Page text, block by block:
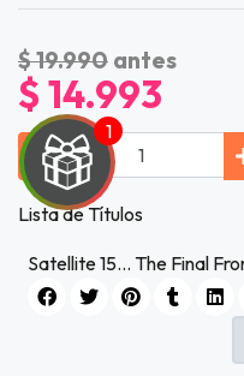
$ 19.990 antes
$ 14.993
Lista de Títulos
Satellite 15... The Final